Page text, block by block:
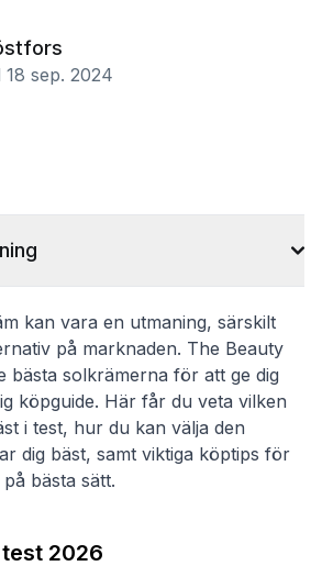
sep. 2024
kan vara en utmaning, särskilt
på marknaden. The Beauty
bästa solkrämerna för att ge dig
köpguide. Här får du veta vilken
i test, hur du kan välja den
dig bäst, samt viktiga köptips för
bästa sätt.
2026